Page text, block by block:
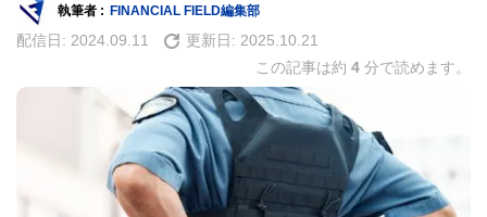
執筆者 : FINANCIAL FIELD編集部
配信日: 2024.09.11 更新日: 2025.10.21
この記事は約 4 分で読めます。